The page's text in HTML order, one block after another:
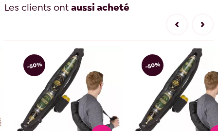
Les clients ontaussi acheté
-50% -50%